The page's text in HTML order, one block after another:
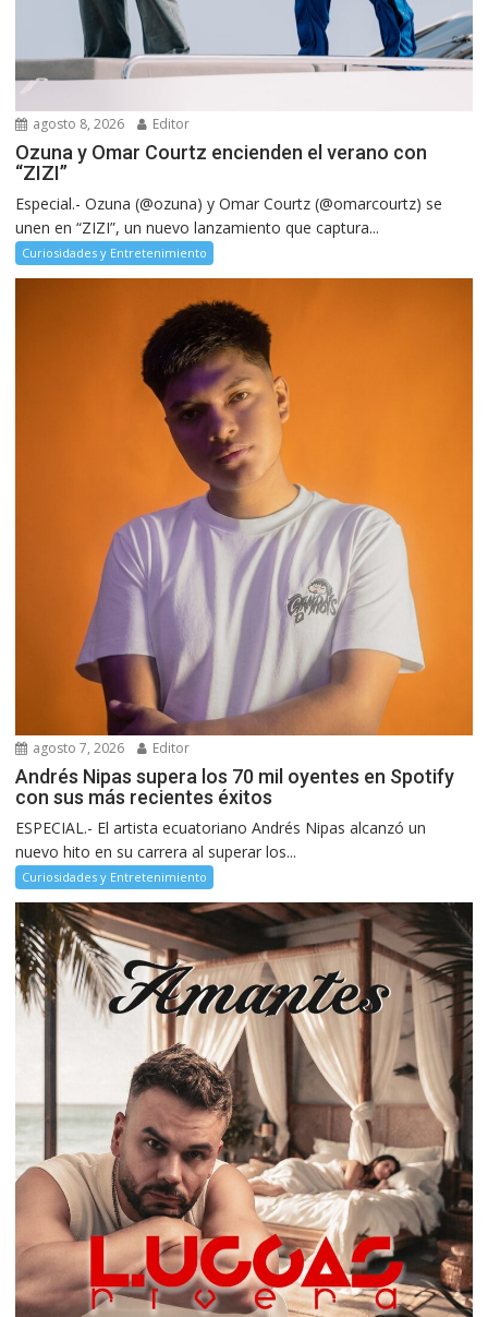
agosto 8, 2026 Editor
Ozuna y Omar Courtz encienden el verano con
“ZIZI”
Especial.- Ozuna (@ozuna) y Omar Courtz (@omarcourtz) se
unen en “ZIZI”, un nuevo lanzamiento que captura...
Curiosidades y Entretenimiento
agosto 7, 2026 Editor
Andrés Nipas supera los 70 mil oyentes en Spotify
con sus más recientes éxitos
ESPECIAL.- El artista ecuatoriano Andrés Nipas alcanzó un
nuevo hito en su carrera al superar los...
Curiosidades y Entretenimiento